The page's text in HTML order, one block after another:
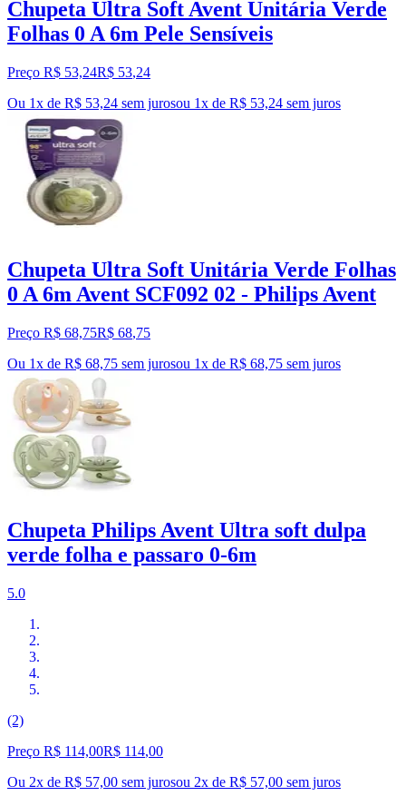
Chupeta Ultra Soft Avent Unitária Verde
Folhas 0 A 6m Pele Sensíveis
Preço R$ 53,24R$ 53,24
Ou 1x de R$ 53,24 sem jurosou 1x de R$ 53,24 sem juros
Chupeta Ultra Soft Unitária Verde Folhas
0 A 6m Avent SCF092 02 - Philips Avent
Preço R$ 68,75R$ 68,75
Ou 1x de R$ 68,75 sem jurosou 1x de R$ 68,75 sem juros
Chupeta Philips Avent Ultra soft dulpa
verde folha e passaro 0-6m
5.0
(2)
Preço R$ 114,00R$ 114,00
Ou 2x de R$ 57,00 sem jurosou 2x de R$ 57,00 sem juros